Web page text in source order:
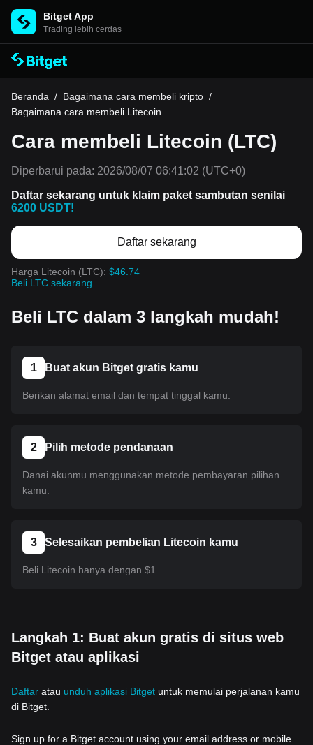
Bitget App
Trading lebih cerdas
Beranda / Bagaimana cara membeli kripto /
Bagaimana cara membeli Litecoin
Cara membeli Litecoin (LTC)
Diperbarui pada: 2026/08/07 06:41:02 (UTC+0)
Daftar sekarang untuk klaim paket sambutan senilai
6200 USDT!
Daftar sekarang
Harga Litecoin (LTC): $46.74
Beli LTC sekarang
Beli LTC dalam 3 langkah mudah!
1 Buat akun Bitget gratis kamu
Berikan alamat email dan tempat tinggal kamu.
2 Pilih metode pendanaan
Danai akunmu menggunakan metode pembayaran pilihan
kamu.
3 Selesaikan pembelian Litecoin kamu
Beli Litecoin hanya dengan $1.
Langkah 1: Buat akun gratis di situs web
Bitget atau aplikasi
Daftar atau unduh aplikasi Bitget untuk memulai perjalanan kamu
di Bitget.
Sign up for a Bitget account using your email address or mobile